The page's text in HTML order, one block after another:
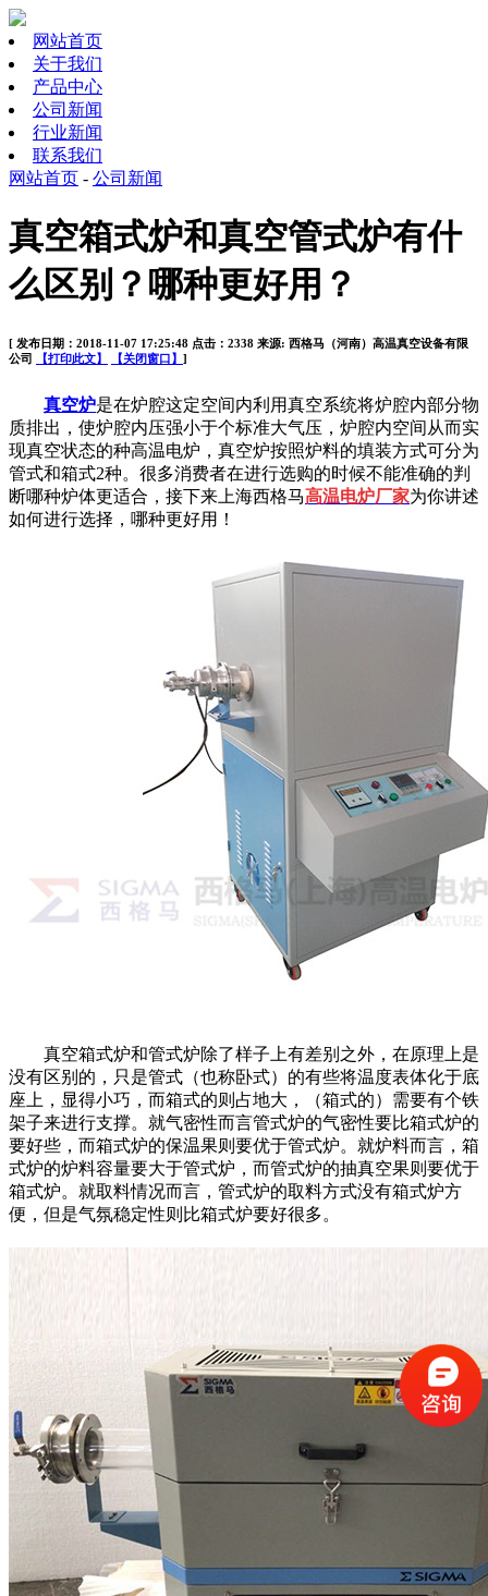
网站首页
关于我们
产品中心
公司新闻
行业新闻
联系我们
网站首页 - 公司新闻
真空箱式炉和真空管式炉有什
么区别？哪种更好用？
[ 发布日期：2018-11-07 17:25:48 点击：2338 来源: 西格马（河南）高温真空设备有限
公司
【打印此文】 【关闭窗口】 ]
真空炉是在炉腔这定空间内利用真空系统将炉腔内部分物
质排出，使炉腔内压强小于个标准大气压，炉腔内空间从而实
现真空状态的种高温电炉，真空炉按照炉料的填装方式可分为
管式和箱式2种。很多消费者在进行选购的时候不能准确的判
断哪种炉体更适合，接下来上海西格马高温电炉厂家为你讲述
如何进行选择，哪种更好用！
真空箱式炉和管式炉除了样子上有差别之外，在原理上是
没有区别的，只是管式（也称卧式）的有些将温度表体化于底
座上，显得小巧，而箱式的则占地大，（箱式的）需要有个铁
架子来进行支撑。就气密性而言管式炉的气密性要比箱式炉的
要好些，而箱式炉的保温果则要优于管式炉。就炉料而言，箱
式炉的炉料容量要大于管式炉，而管式炉的抽真空果则要优于
箱式炉。就取料情况而言，管式炉的取料方式没有箱式炉方
便，但是气氛稳定性则比箱式炉要好很多。